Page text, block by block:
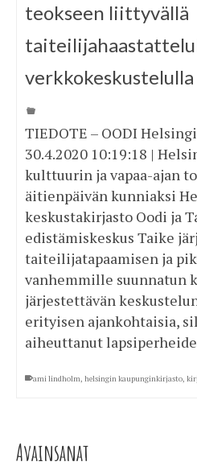
teokseen liittyvällä
verkkokeskustelulla
TIEDOTE – OODI
30.4.2020 10:19:18 |
kulttuurin ja vapaa-ajan
äitienpäivän kunniaksi
keskustakirjasto Oodi ja
edistämiskeskus Taike
taiteilijatapaamisen ja
vanhemmille suunnatun
järjestettävän
erityisen ajankohtaisia,
aiheuttanut
ami lindholm, helsingin kaupunginkirjasto,
Avainsanat